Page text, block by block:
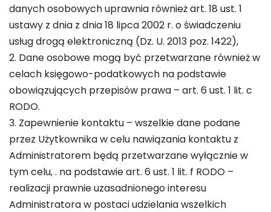
danych osobowych uprawnia również art. 18 ust. 1
ustawy z dnia z dnia 18 lipca 2002 r. o świadczeniu
usług drogą elektroniczną (Dz. U. 2013 poz. 1422),
2. Dane osobowe mogą być przetwarzane również w
celach księgowo-podatkowych na podstawie
obowiązujących przepisów prawa – art. 6 ust. 1 lit. c
RODO.
3. Zapewnienie kontaktu – wszelkie dane podane
przez Użytkownika w celu nawiązania kontaktu z
Administratorem będą przetwarzane wyłącznie w
tym celu, . na podstawie art. 6 ust. 1 lit. f RODO –
realizacji prawnie uzasadnionego interesu
Administratora w postaci udzielania wszelkich